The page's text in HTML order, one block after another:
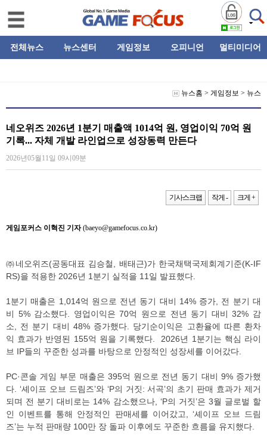
전체뉴스 뉴스센터 게임정보 오피니언 멀티미디어
뉴스홈 > 게임정보 > 뉴스
네오위즈 2026년 1분기 매출액 1014억 원, 영업이익 70억 원
기록... 자체 개발 라인업으로 성장동력 만든다
2026년05월11일 09시09분
기사스크랩 작게 - 크게 +
게임포커스 이혁진 기자(baeyo@gamefocus.co.kr)
㈜네오위즈(공동대표 김승철, 배태근)가 한국채택국제회계기준(K-IF
RS)을 적용한 2026년 1분기 실적을 11일 발표했다.
1분기 매출은 1,014억 원으로 전년 동기 대비 14% 증가, 전 분기 대
비 5% 감소했다. 영업이익은 70억 원으로 전년 동기 대비 32% 감
소, 전 분기 대비 48% 증가했다. 당기순이익은 고환율에 따른 환차
익 효과가 반영된 155억 원을 기록했다. 2026년 1분기는 핵심 라이
브 IP들의 꾸준한 성과를 바탕으로 안정적인 성장세를 이어갔다.
PC·콘솔 게임 부문 매출은 395억 원으로 전년 동기 대비 9% 증가했
다. ‘셰이프 오브 드림즈’와 ‘P의 거짓: 서곡’의 초기 판매 효과가 제거
되며 전 분기 대비로는 14% 감소했으나, ‘P의 거짓’은 3월 글로벌 할
인 이벤트를 통해 안정적인 판매세를 이어갔고, ‘셰이프 오브 드림
즈’는 누적 판매량 100만 장 돌파 이후에도 꾸준한 흐름을 유지했다.